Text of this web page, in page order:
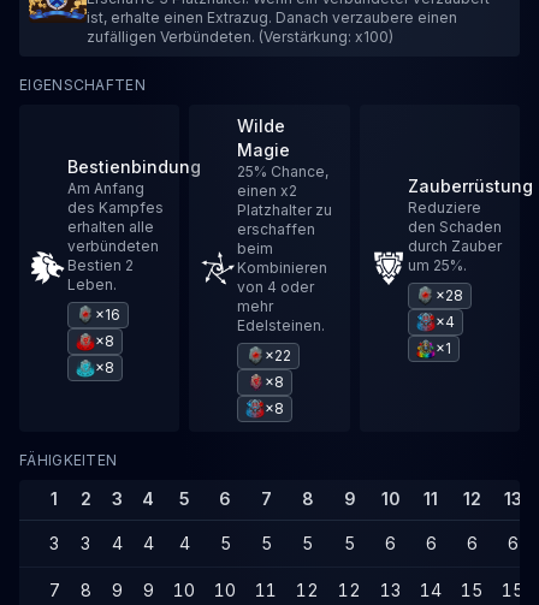
ist, erhalte einen Extrazug. Danach verzaubere einen
zufälligen Verbündeten. (Verstärkung: x100)
EIGENSCHAFTEN
Bestienbindung
Am Anfang
des Kampfes
erhalten alle
verbündeten
Bestien 2
Leben.
×16
×8
×8
Wilde
Magie
25% Chance,
einen x2
Platzhalter zu
erschaffen
beim
Kombinieren
von 4 oder
mehr
Edelsteinen.
×22
×8
×8
Zauberrüstung
Reduziere
den Schaden
durch Zauber
um 25%.
×28
×4
×1
FÄHIGKEITEN
1 2 3 4 5 6 7 8 9 10 11 12 13
3 3 4 4 4 5 5 5 5 6 6 6 6
7 8 9 9 10 10 11 12 12 13 14 15 15